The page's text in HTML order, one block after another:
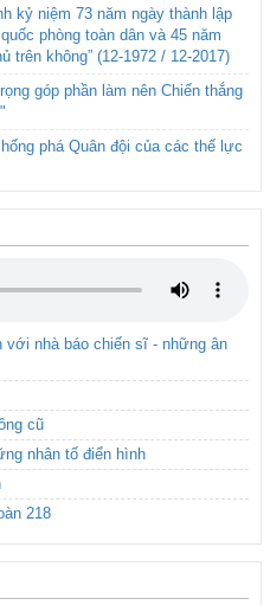
kỷ niệm 73 năm ngày thành lập
phòng toàn dân và 45 năm
trên không” (12-1972 / 12-2017)
góp phần làm nên Chiến thắng
phá Quân đội của các thế lực
nhà báo chiến sĩ - những ân
cũ
nhân tố điển hình
218